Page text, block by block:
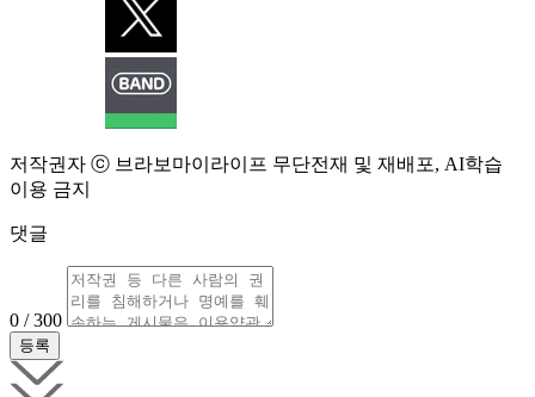
저작권자 ⓒ 브라보마이라이프 무단전재 및 재배포, AI학습
이용 금지
댓글
0 / 300